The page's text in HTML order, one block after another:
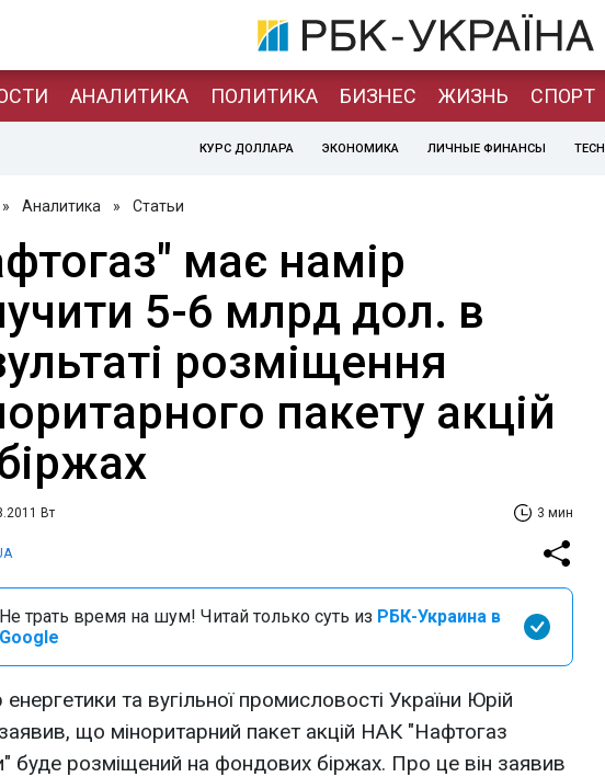
АНАЛИТИКА ПОЛИТИКА БИЗНЕС ЖИЗНЬ СПОРТ
КУРС ДОЛЛАРА ЭКОНОМИКА ЛИЧНЫЕ ФИНАНСЫ TECH
» Аналитика » Статьи
має намір
5-6 млрд дол. в
розміщення
пакету акцій
Вт 3 мин
Не трать время на шум! Читай только суть из РБК-Украина в
Google
енергетики та вугільної промисловості України Юрій
що міноритарний пакет акцій НАК "Нафтогаз
буде розміщений на фондових біржах. Про це він заявив